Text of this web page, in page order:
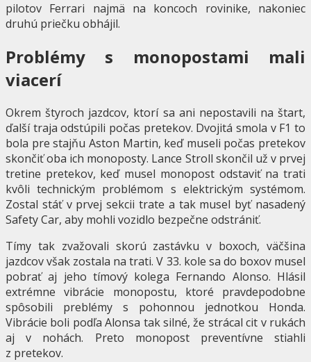
pilotov Ferrari najmä na koncoch rovinike, nakoniec
druhú priečku obhájil.
Problémy s monopostami mali
viacerí
Okrem štyroch jazdcov, ktorí sa ani nepostavili na štart,
ďalší traja odstúpili počas pretekov. Dvojitá smola v F1 to
bola pre stajňu Aston Martin, keď museli počas pretekov
skončiť oba ich monoposty. Lance Stroll skončil už v prvej
tretine pretekov, keď musel monopost odstaviť na trati
kvôli technickým problémom s elektrickým systémom.
Zostal stáť v prvej sekcii trate a tak musel byť nasadený
Safety Car, aby mohli vozidlo bezpečne odstrániť.
Tímy tak zvažovali skorú zastávku v boxoch, väčšina
jazdcov však zostala na trati. V 33. kole sa do boxov musel
pobrať aj jeho tímový kolega Fernando Alonso. Hlásil
extrémne vibrácie monopostu, ktoré pravdepodobne
spôsobili preblémy s pohonnou jednotkou Honda.
Vibrácie boli podľa Alonsa tak silné, že strácal cit v rukách
aj v nohách. Preto monopost preventívne stiahli
z pretekov.